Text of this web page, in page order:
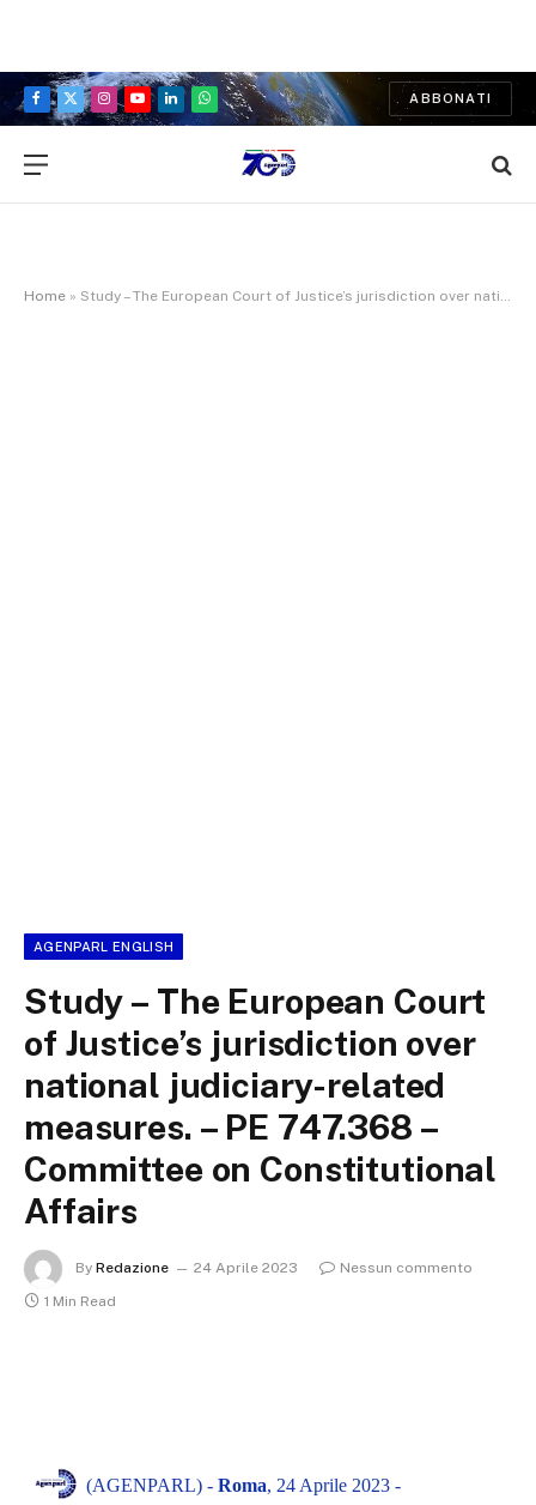
Facebook
X
Instagram
YouTubeLinkedInWhatsApp
ABBONATI
Home » Study – The European Court of Justice’s jurisdiction over national judiciary-related measures. – PE 747.368 – Committee on Constitutional Affairs
AGENPARL ENGLISH
Study – The European Court
of Justice’s jurisdiction over
national judiciary-related
measures. – PE 747.368 –
Committee on Constitutional
Affairs
By Redazione 24 Aprile 2023
Nessun commento
1 Min Read
(AGENPARL) - Roma, 24 Aprile 2023 -